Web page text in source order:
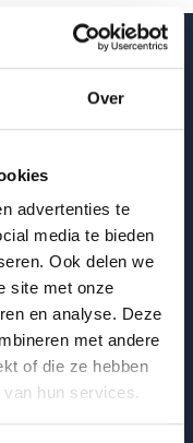
Over
advertenties te
media te bieden
Ook delen we
site met onze
en analyse. Deze
met andere
of die ze hebben
hun services.
data binnen zorg
Aanmelden